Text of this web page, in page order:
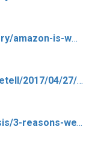
http://www.marketwatch.com/story/amazon-is-worth-so-much-because-aws-is-techs-true-unicorn-2017-04-27
http://blogs.marketwatch.com/thetell/2017/04/27/amazon-earnings-may-signal-aws-slowdown-live-blog/
https://www.investing.com/analysis/3-reasons-we’re-bullish-alphabet:-its-past,-present-and-future-200185340